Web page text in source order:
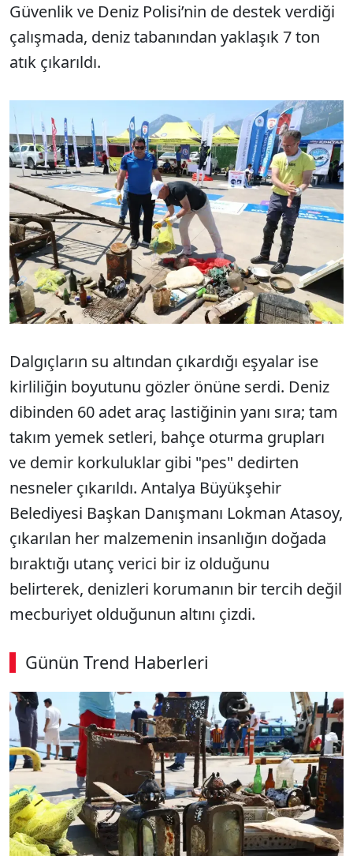
Güvenlik ve Deniz Polisi’nin de destek verdiği
çalışmada, deniz tabanından yaklaşık 7 ton
atık çıkarıldı.
Dalgıçların su altından çıkardığı eşyalar ise
kirliliğin boyutunu gözler önüne serdi. Deniz
dibinden 60 adet araç lastiğinin yanı sıra; tam
takım yemek setleri, bahçe oturma grupları
ve demir korkuluklar gibi "pes" dedirten
nesneler çıkarıldı. Antalya Büyükşehir
Belediyesi Başkan Danışmanı Lokman Atasoy,
çıkarılan her malzemenin insanlığın doğada
bıraktığı utanç verici bir iz olduğunu
belirterek, denizleri korumanın bir tercih değil
mecburiyet olduğunun altını çizdi.
Günün Trend Haberleri